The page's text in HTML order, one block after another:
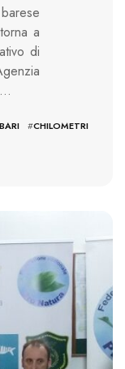
a
di
BARI #CHILOMETRI